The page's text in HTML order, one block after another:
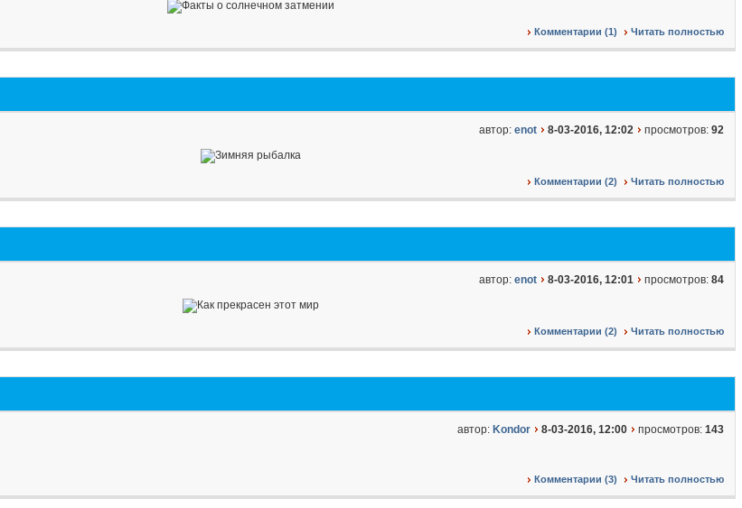
Комментарии (1) Читать полностью
автор: enot 8-03-2016, 12:02 просмотров: 92
Комментарии (2) Читать полностью
автор: enot 8-03-2016, 12:01 просмотров: 84
Комментарии (2) Читать полностью
автор: Kondor 8-03-2016, 12:00 просмотров: 143
Комментарии (3) Читать полностью